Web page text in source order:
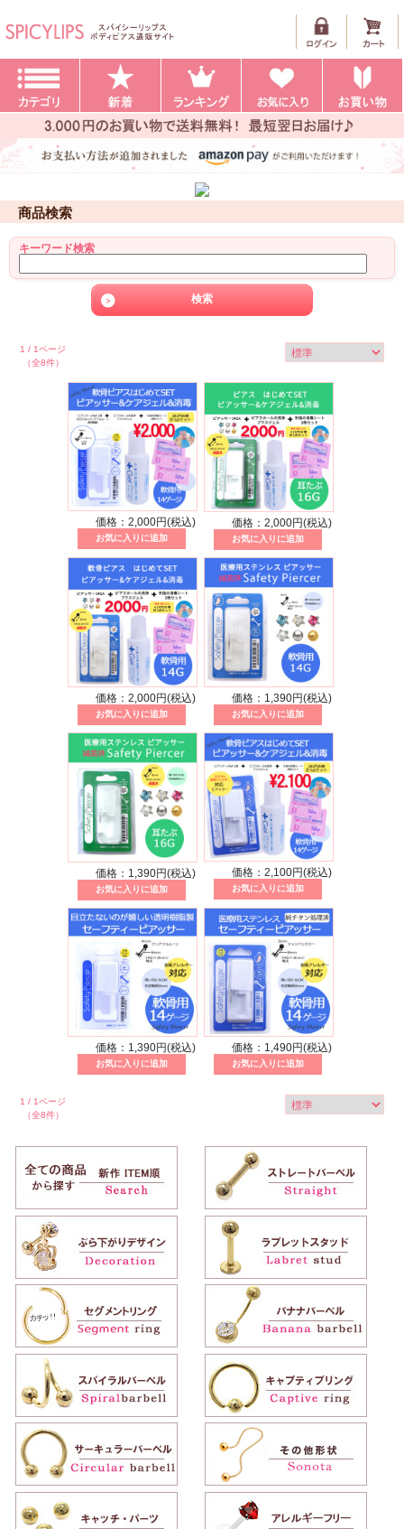
商品検索
キーワード検索
1 / 1ページ
（全8件）
価格：2,000円(税込) 価格：2,000円(税込)
価格：2,000円(税込) 価格：1,390円(税込)
価格：1,390円(税込) 価格：2,100円(税込)
価格：1,390円(税込) 価格：1,490円(税込)
1 / 1ページ
（全8件）